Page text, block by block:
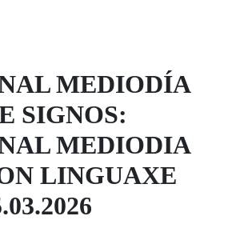
MEDIODÍA
SIGNOS:
MEDIODIA
LINGUAXE